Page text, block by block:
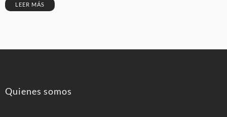
LEER MÁS
Quienes somos